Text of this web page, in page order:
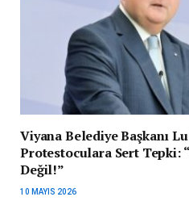
Viyana Belediye Başkanı
Protestoculara Sert Tepki:
Değil!”
10 MAYIS 2026